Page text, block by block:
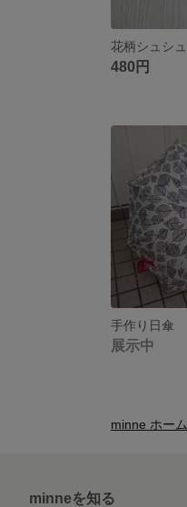
花柄シュシュ
480円
手作り日傘
展示中
minne ホーム
minneを知る